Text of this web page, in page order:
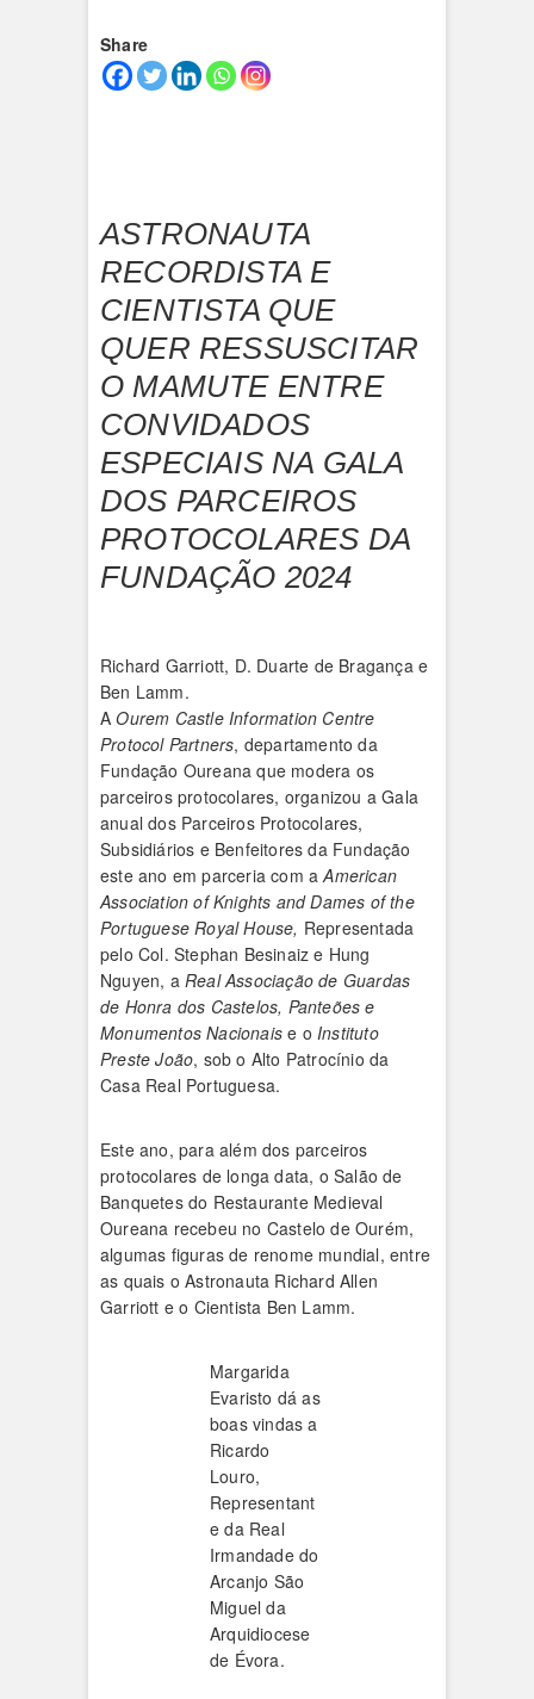
Share
ASTRONAUTA
RECORDISTA E
CIENTISTA QUE
QUER RESSUSCITAR
O MAMUTE ENTRE
CONVIDADOS
ESPECIAIS NA GALA
DOS PARCEIROS
PROTOCOLARES DA
FUNDAÇÃO 2024
Richard Garriott, D. Duarte de Bragança e
Ben Lamm.
AOurem Castle Information Centre
Protocol Partners, departamento da
Fundação Oureana que modera os
parceiros protocolares, organizou a Gala
anual dos Parceiros Protocolares,
Subsidiários e Benfeitores da Fundação
este ano em parceria com aAmerican
Association of Knights and Dames of the
Portuguese Royal House, Representada
pelo Col. Stephan Besinaiz e Hung
Nguyen, a Real Associação de Guardas
de Honra dos Castelos, Panteões e
Monumentos Nacionais e o Instituto
Preste João, sob o Alto Patrocínio da
Casa Real Portuguesa.
Este ano, para além dos parceiros
protocolares de longa data, o Salão de
Banquetes do Restaurante Medieval
Oureana recebeu no Castelo de Ourém,
algumas figuras de renome mundial, entre
as quais o Astronauta Richard Allen
Garriott e o Cientista Ben Lamm.
Margarida
Evaristo dá as
boas vindas a
Ricardo
Louro,
Representant
e da Real
Irmandade do
Arcanjo São
Miguel da
Arquidiocese
de Évora.